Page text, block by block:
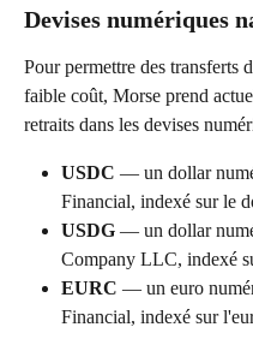
Devises numériques
Pour permettre des transferts
faible coût, Morse prend
retraits dans les devises
USDC — un dollar
Financial, indexé sur le
USDG — un dollar
Company LLC, indexé
EURC — un euro
Financial, indexé sur